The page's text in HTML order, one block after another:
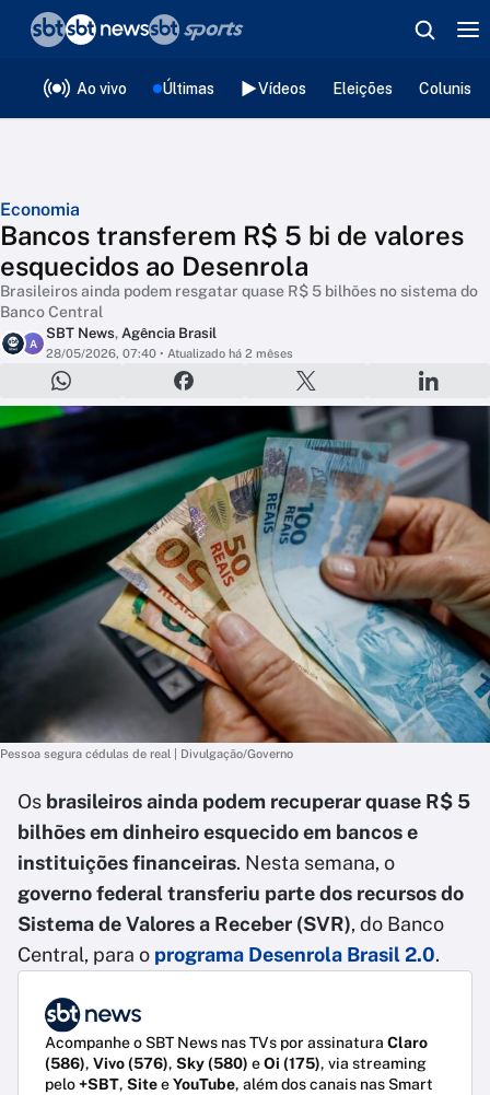
Ao vivo Últimas Vídeos Eleições
Economia
Bancos transferem R$ 5 bi de valores
esquecidos ao Desenrola
Brasileiros ainda podem resgatar quase R$ 5 bilhões no sistema do
Banco Central
A
SBT News, Agência Brasil
28/05/2026, 07:40 • Atualizado há 2 mêses
Pessoa segura cédulas de real | Divulgação/Governo
Os brasileiros ainda podem recuperar quase R$ 5
bilhões em dinheiro esquecido em bancos e
instituições financeiras. Nesta semana, o
governo federal transferiu parte dos recursos do
Sistema de Valores a Receber (SVR), do Banco
Central, para o programa Desenrola Brasil 2.0.
Acompanhe o SBT News nas TVs por assinatura Claro
(586), Vivo (576), Sky (580) eOi (175), via streaming
pelo+SBT, SiteeYouTube, além dos canais nas Smart
❮voltar
Editorias